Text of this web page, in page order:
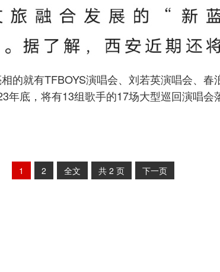
的就有TFBOYS演唱会、刘若英演唱会、春
年底，将有13组歌手的17场大型巡回演唱会
1 2 全文 共 2 页 下一页